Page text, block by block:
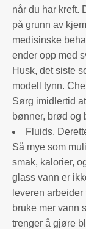
når du har kreft.
på grunn av
medisinske
ender opp med
Husk, det siste
modell tynn.
Sørg imidlertid
bønner, brød og
Fluids.
Så mye som
smak, kalorier,
glass vann er
leveren
bruke mer vann
trenger å gjøre